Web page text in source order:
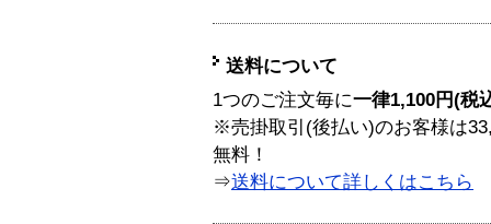
送料について
1つのご注文毎に一律1,100円(税
※売掛取引(後払い)のお客様は
無料！
⇒送料について詳しくはこちら